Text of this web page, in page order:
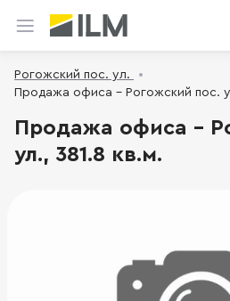
Рогожский пос. ул.
Продажа офиса - Рогожский пос.
Продажа офиса -
ул., 381.8 кв.м.